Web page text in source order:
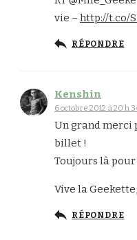
vie –http://t.co/
RÉPONDRE
Kenshin
6 octobre 2012 à 20 h
Un grand merci
billet !
Toujours là
Vive la Geekette,
RÉPONDRE